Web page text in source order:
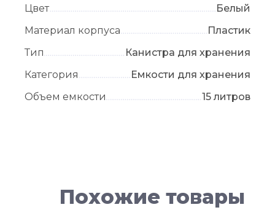
Цвет
Белый
Материал корпуса
Пластик
Тип
Канистра для хранения
Категория
Емкости для хранения
Объем емкости
15 литров
Похожие товары